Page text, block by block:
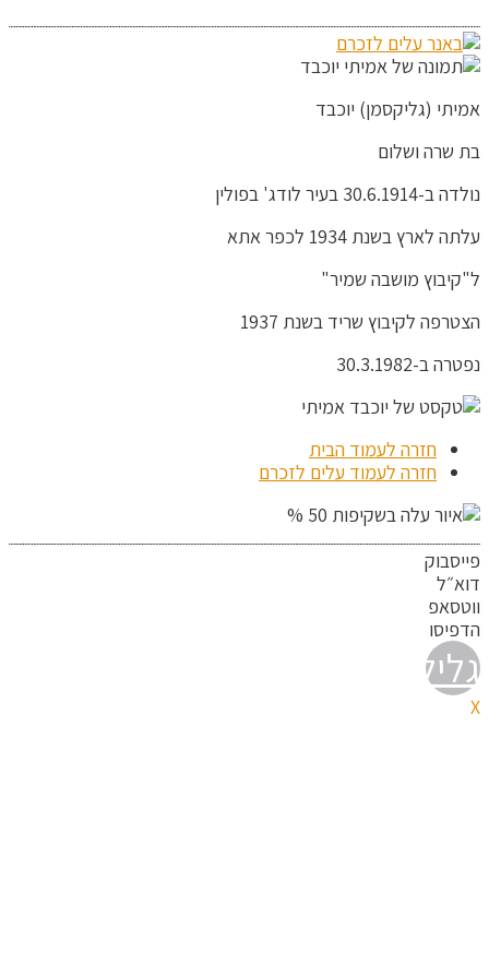
אמיתי (גליקסמן) יוכבד
בת שרה ושלום
נולדה ב-30.6.1914 בעיר לודג' בפולין
עלתה לארץ בשנת 1934 לכפר אתא
ל"קיבוץ מושבה שמיר"
הצטרפה לקיבוץ שריד בשנת 1937
נפטרה ב-30.3.1982
חזרה לעמוד הבית
חזרה לעמוד עלים לזכרם
פייסבוק
דוא״ל
ווטסאפ
הדפיסו
גלילה
לראש
X